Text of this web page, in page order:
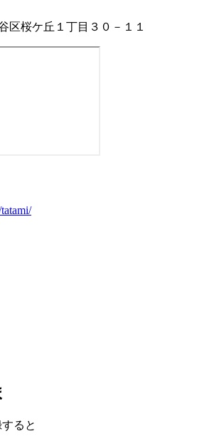
区桜ケ丘１丁目３０－１１
ると